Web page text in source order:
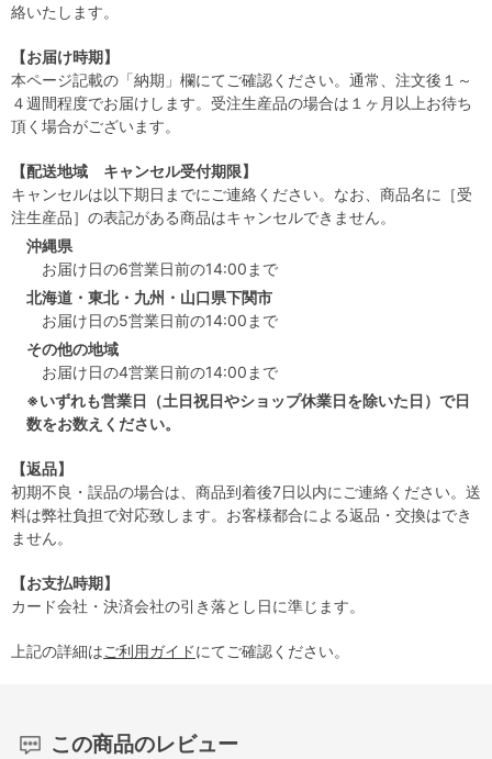
絡いたします。
【お届け時期】
本ページ記載の「納期」欄にてご確認ください。通常、注文後１～
４週間程度でお届けします。受注生産品の場合は１ヶ月以上お待ち
頂く場合がございます。
【配送地域 キャンセル受付期限】
キャンセルは以下期日までにご連絡ください。なお、商品名に［受
注生産品］の表記がある商品はキャンセルできません。
沖縄県
お届け日の6営業日前の14:00まで
北海道・東北・九州・山口県下関市
お届け日の5営業日前の14:00まで
その他の地域
お届け日の4営業日前の14:00まで
※いずれも営業日（土日祝日やショップ休業日を除いた日）で日
数をお数えください。
【返品】
初期不良・誤品の場合は、商品到着後7日以内にご連絡ください。送
料は弊社負担で対応致します。お客様都合による返品・交換はでき
ません。
【お支払時期】
カード会社・決済会社の引き落とし日に準じます。
上記の詳細はご利用ガイドにてご確認ください。
この商品のレビュー